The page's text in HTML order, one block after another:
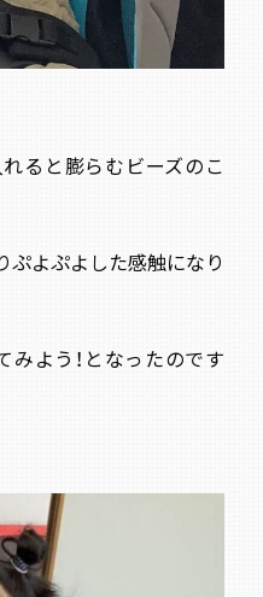
ると膨らむビーズのこ
ぷよぷよした感触になり
みよう！となったのです